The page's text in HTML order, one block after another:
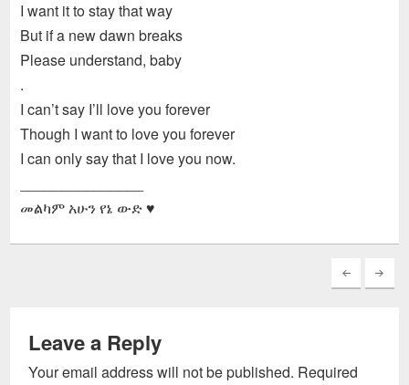
I want it to stay that way
But if a new dawn breaks
Please understand, baby
.
I can’t say I’ll love you forever
Though I want to love you forever
I can only say that I love you now.
መልካም አሁን የኔ ውድ♥
Leave a Reply
Your email address will not be published. Required